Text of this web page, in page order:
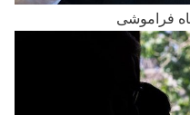
فراموشی